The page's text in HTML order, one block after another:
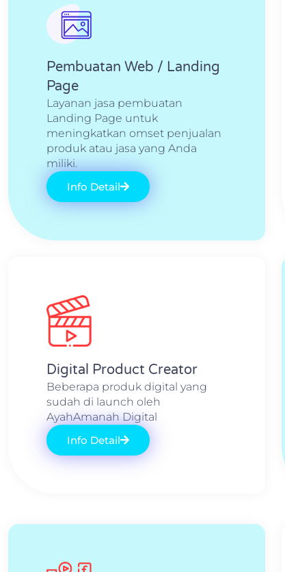
Pembuatan Web / Landing
Page
Layanan jasa pembuatan
Landing Page untuk
meningkatkan omset penjualan
produk atau jasa yang Anda
miliki.
Info Detail
Digital Product Creator
Beberapa produk digital yang
sudah di launch oleh
AyahAmanah Digital
Info Detail